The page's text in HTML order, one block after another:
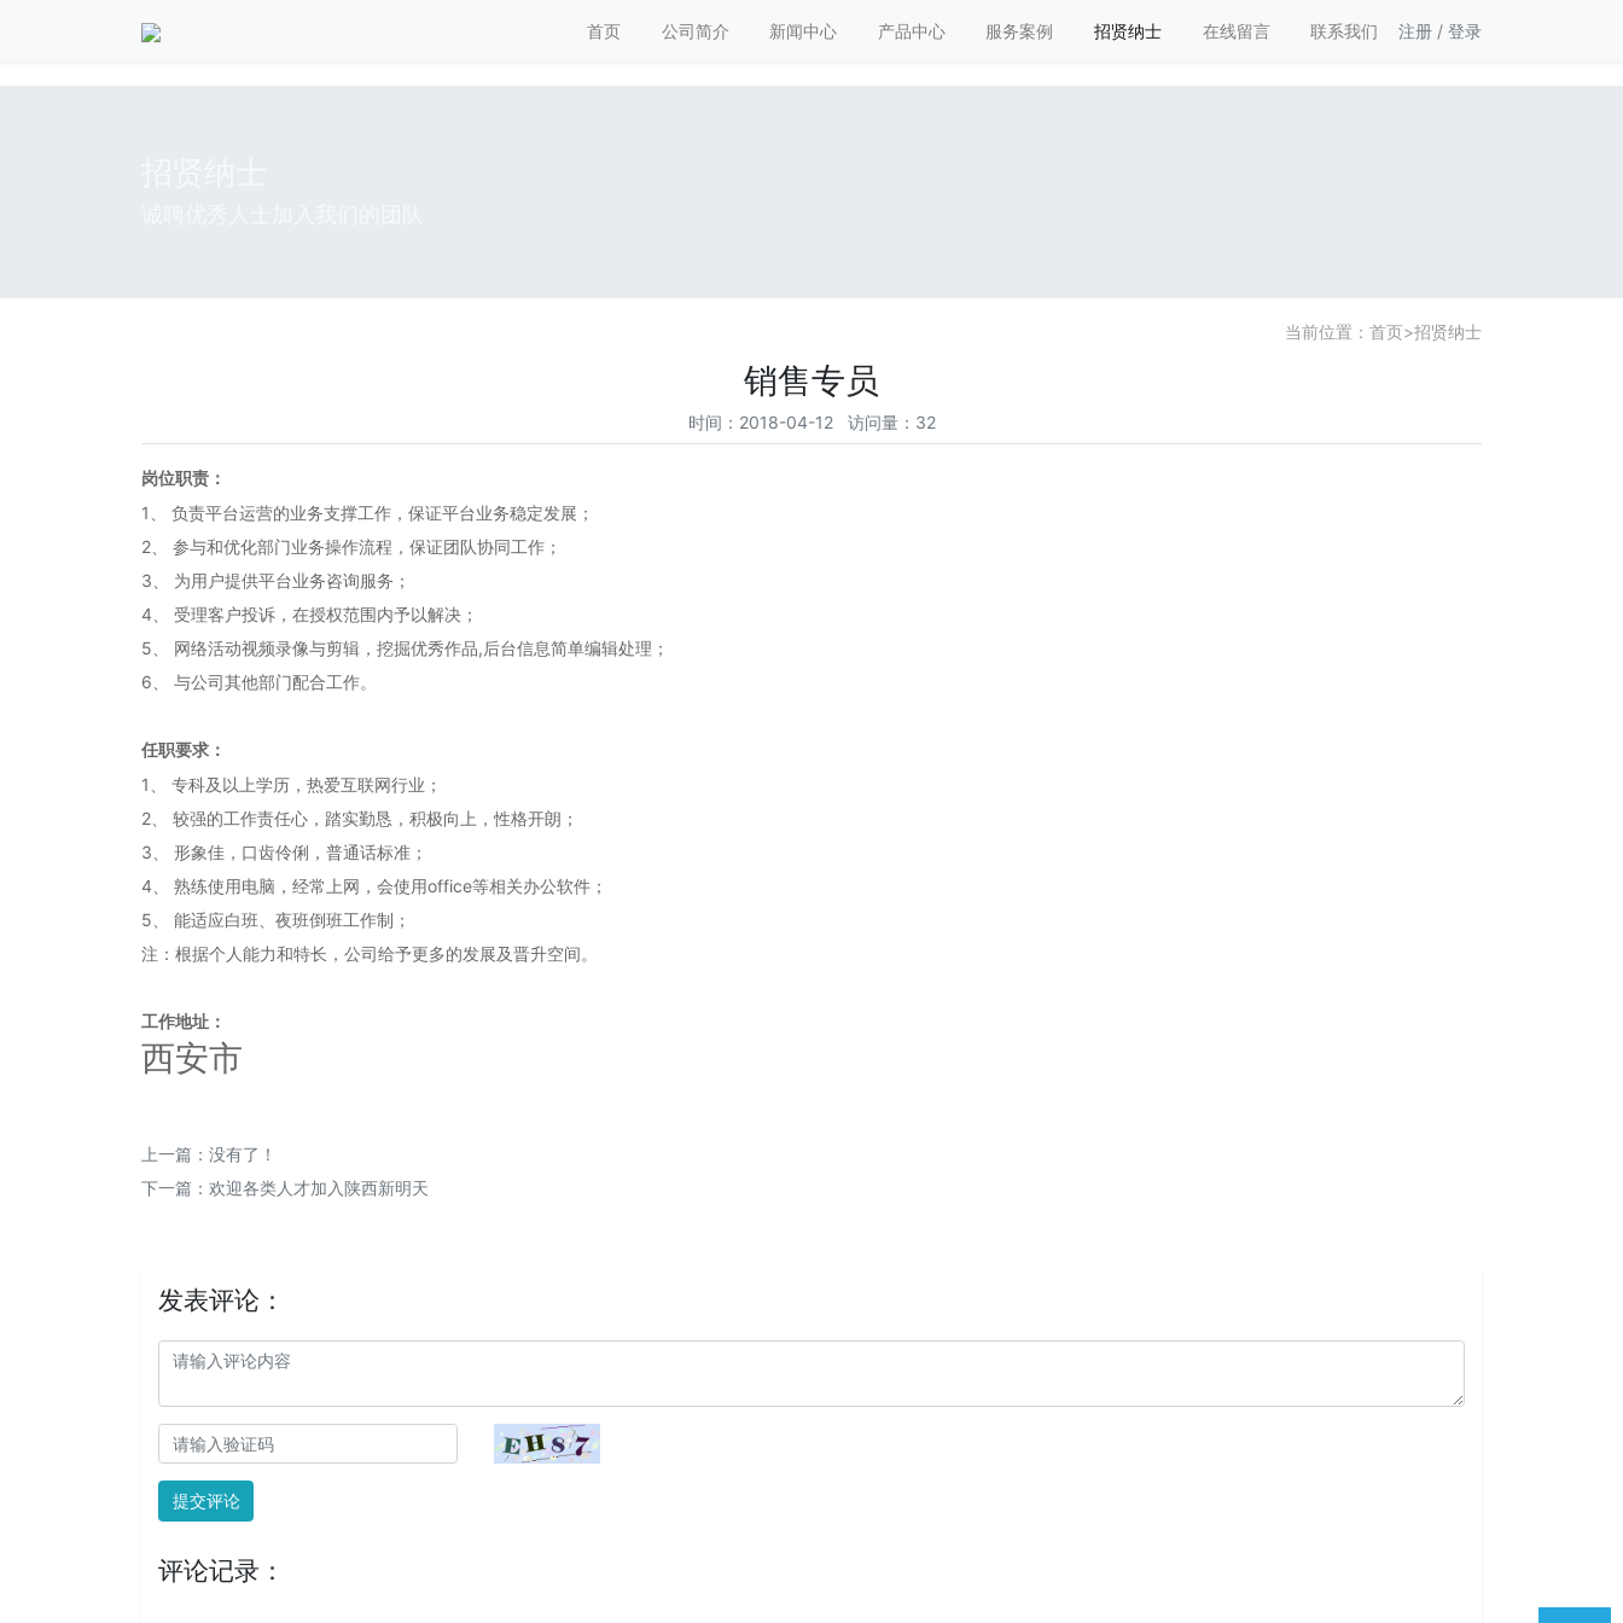
首页 公司简介 新闻中心 产品中心 服务案例 招贤纳士 在线留言 联系我们 注册 / 登录
当前位置： 首页>招贤纳士
销售专员
时间：2018-04-12 访问量：32
岗位职责：
1、 负责平台运营的业务支撑工作，保证平台业务稳定发展；
2、 参与和优化部门业务操作流程，保证团队协同工作；
3、 为用户提供平台业务咨询服务；
4、 受理客户投诉，在授权范围内予以解决；
5、 网络活动视频录像与剪辑，挖掘优秀作品,后台信息简单编辑处理；
6、 与公司其他部门配合工作。
任职要求：
1、 专科及以上学历，热爱互联网行业；
2、 较强的工作责任心，踏实勤恳，积极向上，性格开朗；
3、 形象佳，口齿伶俐，普通话标准；
4、 熟练使用电脑，经常上网，会使用office等相关办公软件；
5、 能适应白班、夜班倒班工作制；
注：根据个人能力和特长，公司给予更多的发展及晋升空间。
工作地址：
西安市
上一篇：没有了！
下一篇： 欢迎各类人才加入陕西新明天
发表评论：
提交评论
评论记录：